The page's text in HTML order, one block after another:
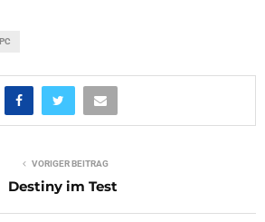
PC
VORIGER BEITRAG
Destiny im Test